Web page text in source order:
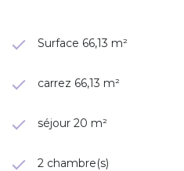
Surface 66,13 m²
carrez 66,13 m²
séjour 20 m²
2 chambre(s)